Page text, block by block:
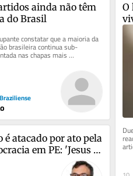
ainda não têm
do Brasil
constatar que a maioria da
brasileira continua sub-
nas chapas mais
nas eleições deste ano. As...
O
é atacado por ato pela
em PE: 'Jesus